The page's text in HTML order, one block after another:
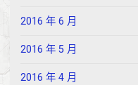
2016 年 6 月
2016 年 5 月
2016 年 4 月